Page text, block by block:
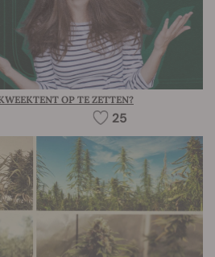
OP TE ZETTEN?
25